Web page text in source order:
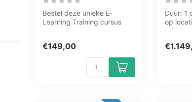
Bestel deze unieke E-
Learning Training cursus
€149,00
Duur: 1
op